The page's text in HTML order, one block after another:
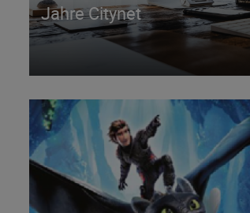
Jahre Citynet